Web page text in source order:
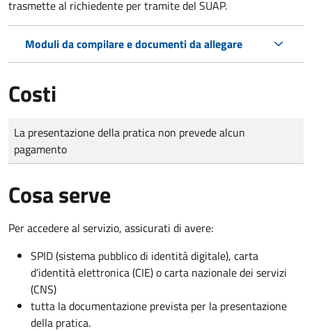
trasmette al richiedente per tramite del SUAP.
Moduli da compilare e documenti da allegare
Costi
Tipo di pagamento
Importo
La presentazione della pratica non prevede alcun
pagamento
Cosa serve
Per accedere al servizio, assicurati di avere:
SPID (sistema pubblico di identità digitale), carta
d’identità elettronica (CIE) o carta nazionale dei servizi
(CNS)
tutta la documentazione prevista per la presentazione
della pratica.